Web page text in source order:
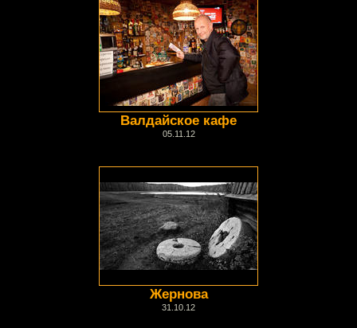
Валдайское кафе
05.11.12
Жернова
31.10.12